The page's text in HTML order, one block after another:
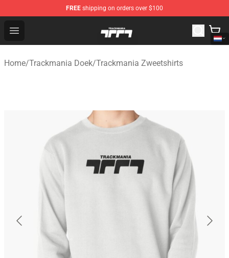
FREE shipping on orders over $100
Open menu
Trackmania Store - Official Trackmania Merchandise
Home/Trackmania Doek/Trackmania Zweetshirts